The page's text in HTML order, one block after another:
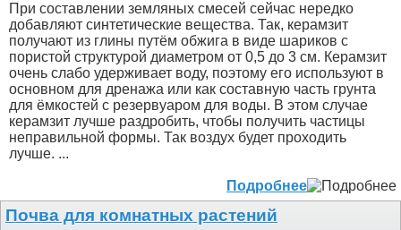
При составлении земляных смесей сейчас нередко
добавляют синтетические вещества. Так, керамзит
получают из глины путём обжига в виде шариков с
пористой структурой диаметром от 0,5 до 3 см. Керамзит
очень слабо удерживает воду, поэтому его используют в
основном для дренажа или как составную часть грунта
для ёмкостей с резервуаром для воды. В этом случае
керамзит лучше раздробить, чтобы получить частицы
неправильной формы. Так воздух будет проходить
лучше. ...
Подробнее
Почва для комнатных растений